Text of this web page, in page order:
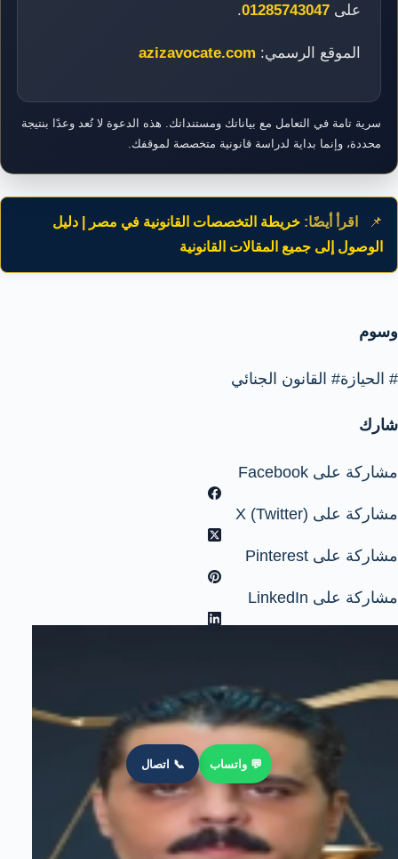
على 01285743047
.
الموقع الرسمي: azizavocate.com
سرية تامة في التعامل مع بياناتك ومستنداتك. هذه الدعوة لا تُعد وعدًا بنتيجة
محددة، وإنما بداية لدراسة قانونية متخصصة لموقفك.
📌 اقرأ أيضًا: خريطة التخصصات القانونية في مصر | دليل
الوصول إلى جميع المقالات القانونية
وسوم
# الحيازة# القانون الجنائي
شارك
مشاركة على Facebook
مشاركة على X (Twitter)
مشاركة على Pinterest
مشاركة على LinkedIn
💬 واتساب 📞 اتصال